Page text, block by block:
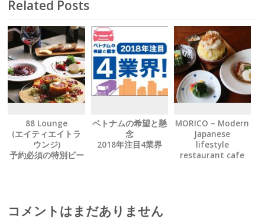
訪れる隠れ家を発
Related Posts
88 Lounge
(エイティエイトラ
ウンジ)
予約必須の特別ビー
ベトナムの希望と懸
念
2018年注目4業界
MORICO – Modern
Japanese
lifestyle
restaurant cafe
コメントはまだありません